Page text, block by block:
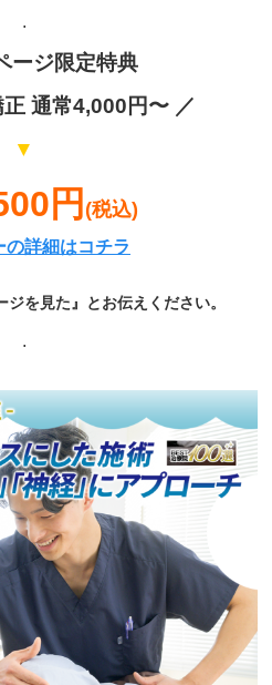
.
ージ限定特典
正 通常4,000円〜 ／
▼
円(税込)
の詳細はコチラ
を見た』とお伝えください。
.